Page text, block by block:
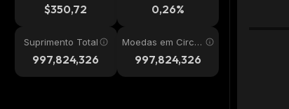
$350,72 0,26%
Suprimento Total
997,824,326
Moedas em Circul
ação997,824,326